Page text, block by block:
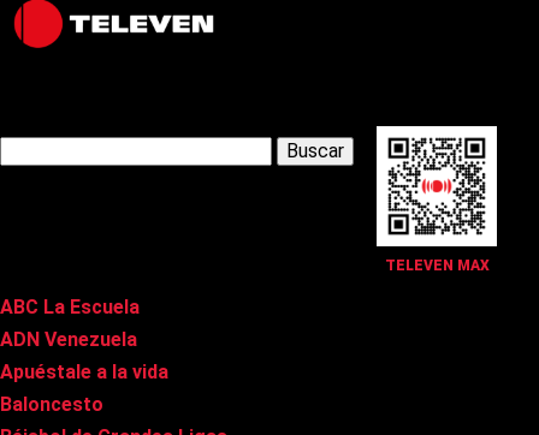
TELEVEN MAX
Latest Posts
ABC La Escuela
ADN Venezuela
Apuéstale a la vida
Baloncesto